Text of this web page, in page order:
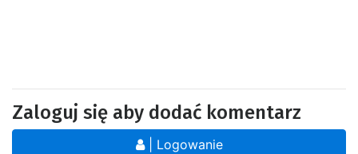
Zaloguj się aby dodać komentarz
| Logowanie